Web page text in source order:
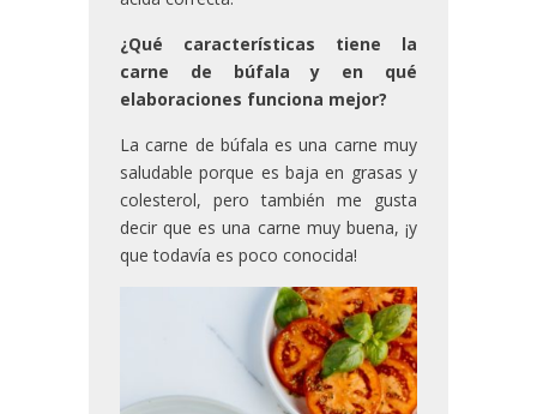
¿Qué características tiene la
carne de búfala y en qué
elaboraciones funciona mejor?
La carne de búfala es una carne muy
saludable porque es baja en grasas y
colesterol, pero también me gusta
decir que es una carne muy buena, ¡y
que todavía es poco conocida!